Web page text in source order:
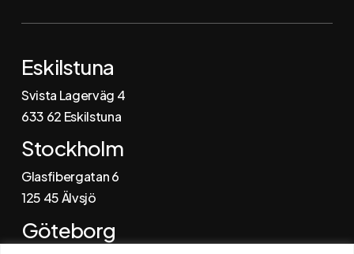
Eskilstuna
Svista Lagerväg 4
633 62 Eskilstuna
Stockholm
Glasfibergatan 6
125 45 Älvsjö
Göteborg